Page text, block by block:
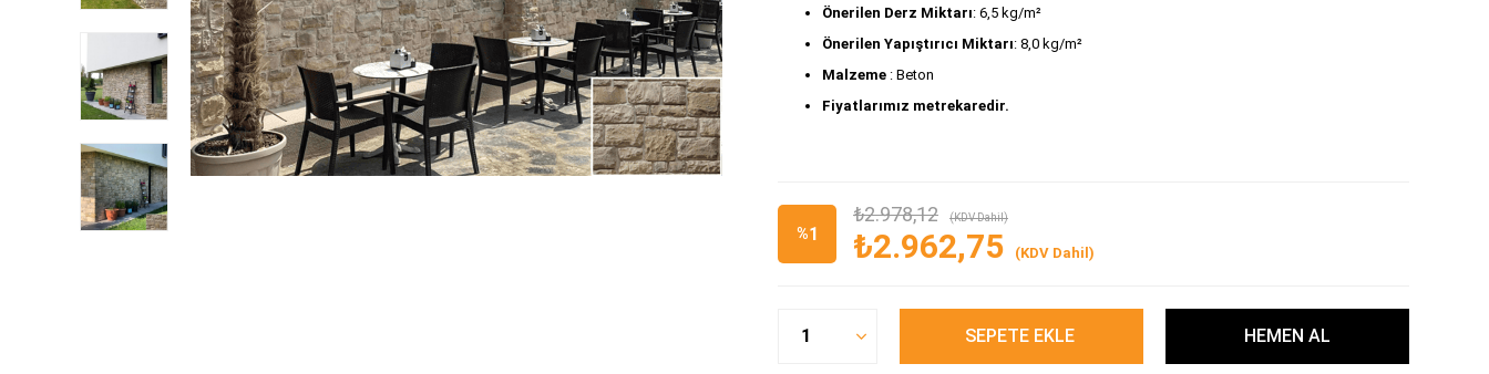
Önerilen Derz Miktarı: 6,5 kg/m²
Önerilen Yapıştırıcı Miktarı: 8,0 kg/m²
Malzeme : Beton
Fiyatlarımız metrekaredir.
%1
₺2.978,12 (KDV Dahil)
₺2.962,75 (KDV Dahil)